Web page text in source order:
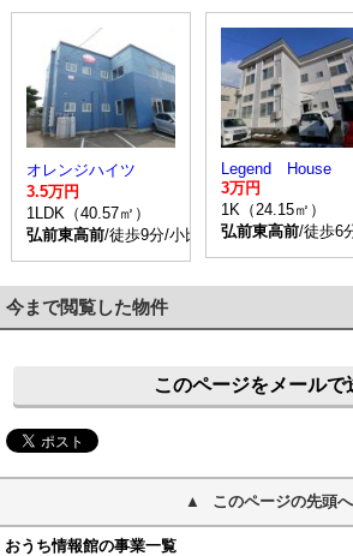
オレンジハイツ
3.5万円
1LDK（40.57㎡）
弘前東高前/徒歩9分/小比内団地 停歩2分
Legend House
3万円
1K（24.15㎡）
弘前東高前/徒歩6
今まで閲覧した物件
このページをメールで
このページの先頭へ
おうち情報館の事業一覧